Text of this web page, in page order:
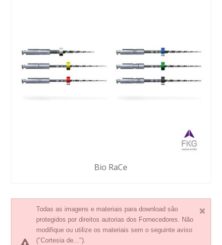
Bio RaCe
Todas as imagens e materiais para download são
protegidos por direitos autorias dos Fornecedores. Não
modifique ou utilize os materiais sem o seguinte aviso
("Cortesia de...").